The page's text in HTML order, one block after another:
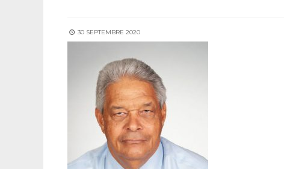
30 SEPTEMBRE 2020